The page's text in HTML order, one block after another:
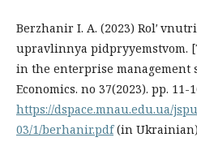
Berzhanir I. A. (2023) Rolʹ
upravlinnya pidpryyemstvom.
in the enterprise management
Economics. no 37(2023). pp. 11-
https://dspace.mnau.edu.ua/
03/1/berhanir.pdf(in Ukrainian)